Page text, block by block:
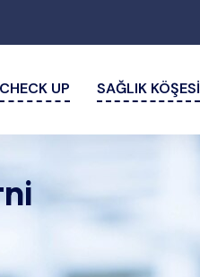
CHECK UP SAĞLIK KÖŞESI